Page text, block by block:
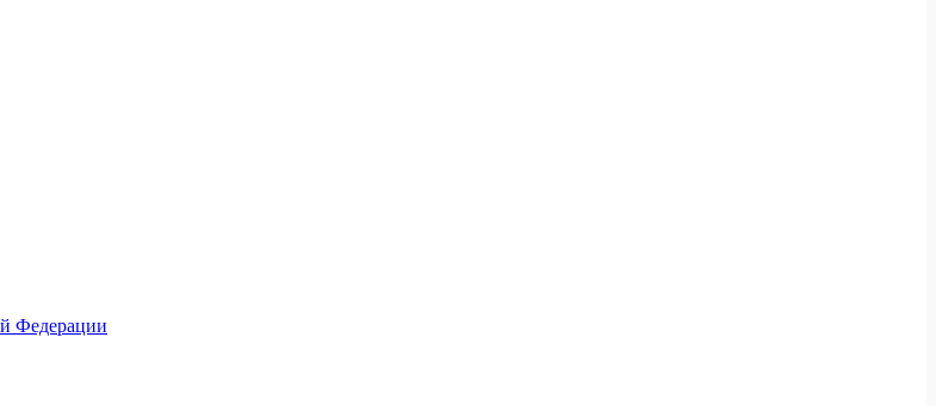
Федерации